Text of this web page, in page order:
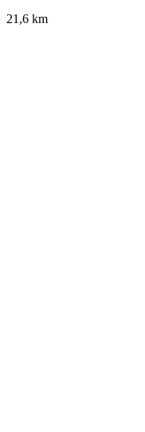
21,6 km